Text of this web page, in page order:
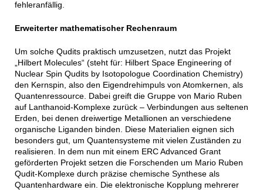
fehleranfällig.
Erweiterter mathematischer Rechenraum
Um solche Qudits praktisch umzusetzen, nutzt das Projekt
„Hilbert Molecules“ (steht für: Hilbert Space Engineering of
Nuclear Spin Qudits by Isotopologue Coordination Chemistry)
den Kernspin, also den Eigendrehimpuls von Atomkernen, als
Quantenressource. Dabei greift die Gruppe von Mario Ruben
auf Lanthanoid-Komplexe zurück – Verbindungen aus seltenen
Erden, bei denen dreiwertige Metallionen an verschiedene
organische Liganden binden. Diese Materialien eignen sich
besonders gut, um Quantensysteme mit vielen Zuständen zu
realisieren. In dem nun mit einem ERC Advanced Grant
geförderten Projekt setzen die Forschenden um Mario Ruben
Qudit-Komplexe durch präzise chemische Synthese als
Quantenhardware ein. Die elektronische Kopplung mehrerer